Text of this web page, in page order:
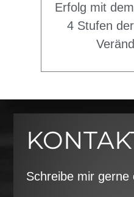
Erfolg mit
4 Stufen
Schreibe mir gerne